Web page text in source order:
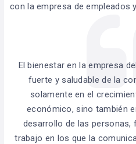
con la empresa de empleados
El bienestar en la empresa
fuerte y saludable de la
solamente en el
económico, sino también
desarrollo de las
trabajo en los que la